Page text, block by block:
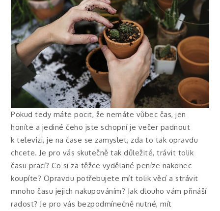
Pokud tedy máte pocit, že nemáte vůbec čas, jen
honíte a jediné čeho jste schopní je večer padnout
k televizi, je na čase se zamyslet, zda to tak opravdu
chcete. Je pro vás skutečně tak důležité, trávit tolik
času prací? Co si za těžce vydělané peníze nakonec
koupíte? Opravdu potřebujete mít tolik věcí a strávit
mnoho času jejich nakupováním? Jak dlouho vám přináší
radost? Je pro vás bezpodmínečně nutné, mít